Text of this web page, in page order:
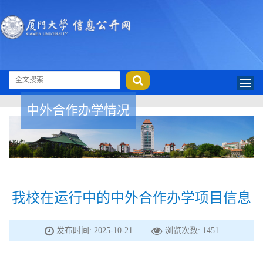
中外合作办学情况
我校在运行中的中外合作办学项目信息
发布时间: 2025-10-21 浏览次数: 1451